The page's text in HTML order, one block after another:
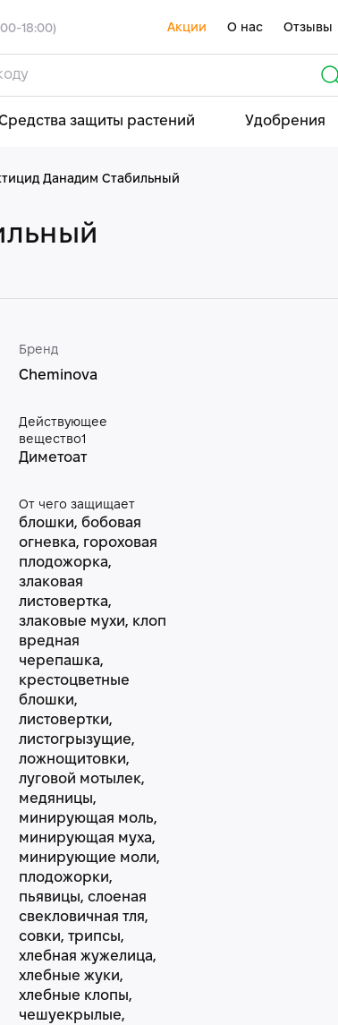
18:00) Акции О нас Отзывы
защиты растений Удобрения
Данадим Стабильный
Бренд
Cheminova
Действующее
вещество1
Диметоат
От чего защищает
блошки, бобовая
огневка, гороховая
плодожорка,
злаковая
листовертка,
злаковые мухи, клоп
вредная
черепашка,
крестоцветные
блошки,
листовертки,
листогрызущие,
ложнощитовки,
луговой мотылек,
медяницы,
минирующая моль,
минирующая муха,
минирующие моли,
плодожорки,
пьявицы, слоеная
свекловичная тля,
совки, трипсы,
хлебная жужелица,
хлебные жуки,
хлебные клопы,
чешуекрылые,